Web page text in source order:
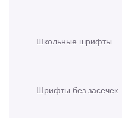
Школьные шрифты
Шрифты без засечек